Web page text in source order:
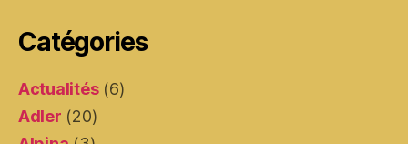
Catégories
Actualités(6)
Adler (20)